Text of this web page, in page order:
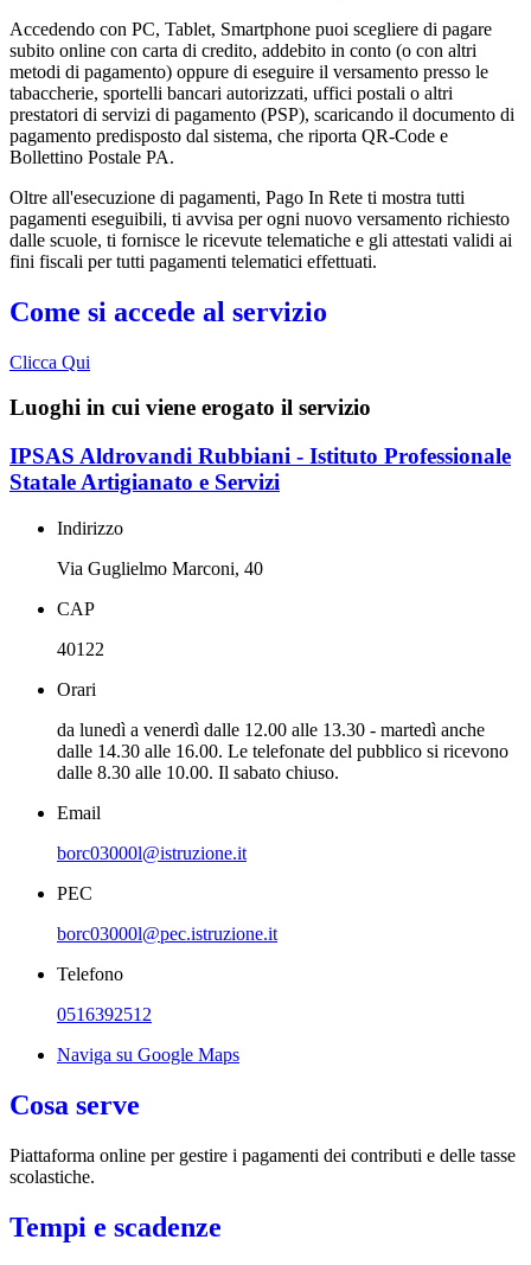
Accedendo con PC, Tablet, Smartphone puoi scegliere di pagare
subito online con carta di credito, addebito in conto (o con altri
metodi di pagamento) oppure di eseguire il versamento presso le
tabaccherie, sportelli bancari autorizzati, uffici postali o altri
prestatori di servizi di pagamento (PSP), scaricando il documento di
pagamento predisposto dal sistema, che riporta QR-Code e
Bollettino Postale PA.
Oltre all'esecuzione di pagamenti, Pago In Rete ti mostra tutti
pagamenti eseguibili, ti avvisa per ogni nuovo versamento richiesto
dalle scuole, ti fornisce le ricevute telematiche e gli attestati validi ai
fini fiscali per tutti pagamenti telematici effettuati.
Come si accede al servizio
Clicca Qui
Luoghi in cui viene erogato il servizio
IPSAS Aldrovandi Rubbiani - Istituto Professionale
Statale Artigianato e Servizi
Indirizzo
Via Guglielmo Marconi, 40
CAP
40122
Orari
da lunedì a venerdì dalle 12.00 alle 13.30 - martedì anche
dalle 14.30 alle 16.00. Le telefonate del pubblico si ricevono
dalle 8.30 alle 10.00. Il sabato chiuso.
Email
borc03000l@istruzione.it
PEC
borc03000l@pec.istruzione.it
Telefono
0516392512
Naviga su Google Maps
Cosa serve
Piattaforma online per gestire i pagamenti dei contributi e delle tasse
scolastiche.
Tempi e scadenze